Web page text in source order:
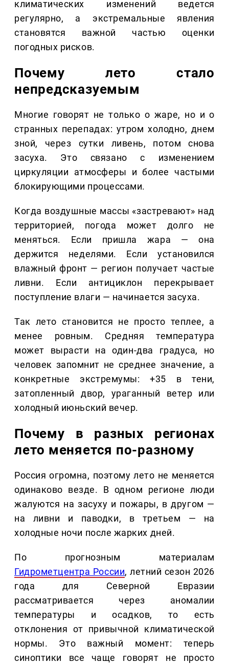
климатических изменений ведется
регулярно, а экстремальные явления
становятся важной частью оценки
погодных рисков.
Почему лето стало
непредсказуемым
Многие говорят не только о жаре, но и о
странных перепадах: утром холодно, днем
зной, через сутки ливень, потом снова
засуха. Это связано с изменением
циркуляции атмосферы и более частыми
блокирующими процессами.
Когда воздушные массы «застревают» над
территорией, погода может долго не
меняться. Если пришла жара — она
держится неделями. Если установился
влажный фронт — регион получает частые
ливни. Если антициклон перекрывает
поступление влаги — начинается засуха.
Так лето становится не просто теплее, а
менее ровным. Средняя температура
может вырасти на один-два градуса, но
человек запомнит не среднее значение, а
конкретные экстремумы: +35 в тени,
затопленный двор, ураганный ветер или
холодный июньский вечер.
Почему в разных регионах
лето меняется по-разному
Россия огромна, поэтому лето не меняется
одинаково везде. В одном регионе люди
жалуются на засуху и пожары, в другом —
на ливни и паводки, в третьем — на
холодные ночи после жарких дней.
По прогнозным материалам
Гидрометцентра России, летний сезон 2026
года для Северной Евразии
рассматривается через аномалии
температуры и осадков, то есть
отклонения от привычной климатической
нормы. Это важный момент: теперь
синоптики все чаще говорят не просто